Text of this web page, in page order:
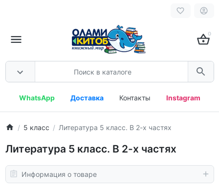
0
WhatsApp Доставка Контакты Instagram
5 класс Литература 5 класс. В 2-х частях
Литература 5 класс. В 2-х частях
Информация о товаре